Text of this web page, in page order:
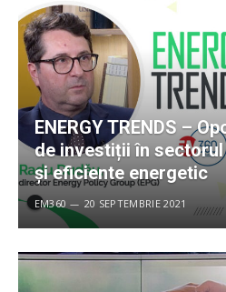
ENERGY TRENDS –
de investiții în
și eficiente energetic
EM360 20 SEPTEMBRIE 2021